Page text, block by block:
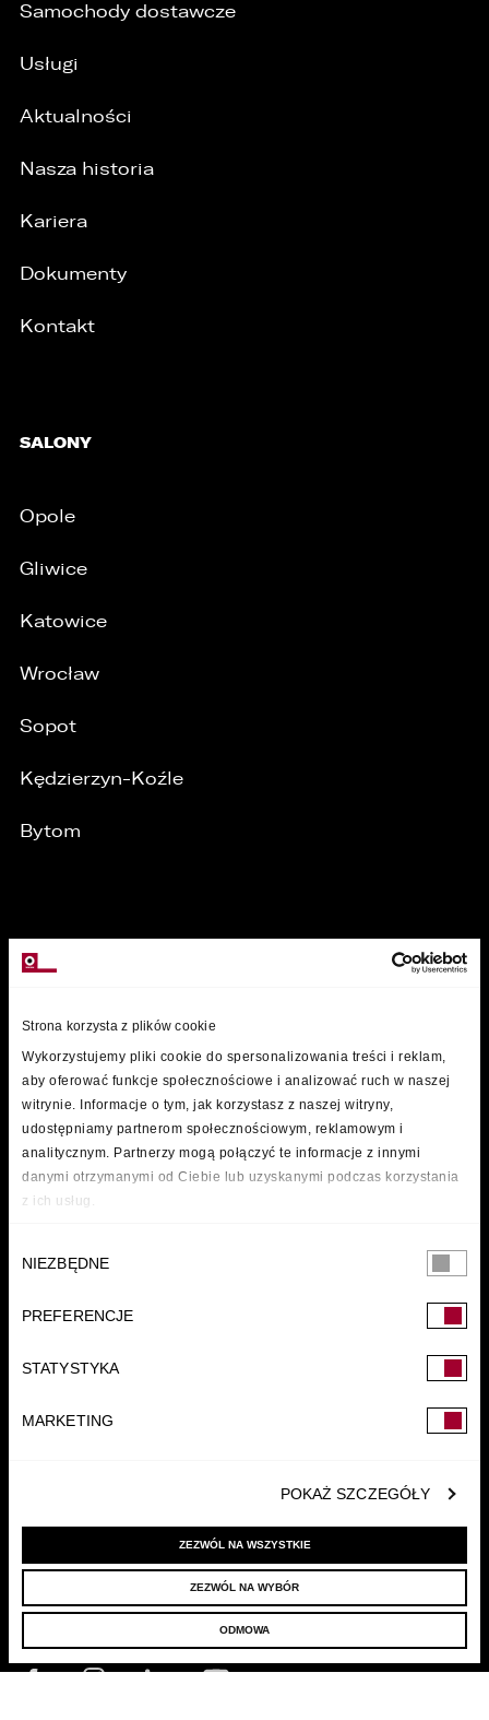
Strona korzysta z plików cookie
Wykorzystujemy pliki cookie do spersonalizowania treści i reklam,
aby oferować funkcje społecznościowe i analizować ruch w naszej
witrynie. Informacje o tym, jak korzystasz z naszej witryny,
udostępniamy partnerom społecznościowym, reklamowym i
analitycznym. Partnerzy mogą połączyć te informacje z innymi
danymi otrzymanymi od Ciebie lub uzyskanymi podczas korzystania
z ich usług.
zgody
NIEZBĘDNE
PREFERENCJE
STATYSTYKA
MARKETING
POKAŻ SZCZEGÓŁY
ZEZWÓL NA WSZYSTKIE
ZEZWÓL NA WYBÓR
ODMOWA
Samochody dostawcze
Usługi
Aktualności
Nasza historia
Kariera
Dokumenty
Kontakt
SALONY
Opole
Gliwice
Katowice
Wrocław
Sopot
Kędzierzyn-Koźle
Bytom
FUNDACJA
© 2022 LELLEK.PL | POLITYKA PRYWATNOŚCI